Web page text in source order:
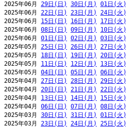
2025年06月 29日(日) 30日(月) 01日(火)
2025年06月 22日(日) 23日(月) 24日(火)
2025年06月 15日(日) 16日(月) 17日(火)
2025年06月 08日(日) 09日(月) 10日(火)
2025年06月 01日(日) 02日(月) 03日(火)
2025年05月 25日(日) 26日(月) 27日(火)
2025年05月 18日(日) 19日(月) 20日(火)
2025年05月 11日(日) 12日(月) 13日(火)
2025年05月 04日(日) 05日(月) 06日(火)
2025年04月 27日(日) 28日(月) 29日(火)
2025年04月 20日(日) 21日(月) 22日(火)
2025年04月 13日(日) 14日(月) 15日(火)
2025年04月 06日(日) 07日(月) 08日(火)
2025年03月 30日(日) 31日(月) 01日(火)
2025年03月 23日(日) 24日(月) 25日(火)